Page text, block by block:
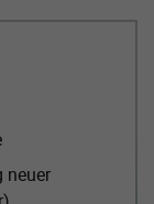
neuer